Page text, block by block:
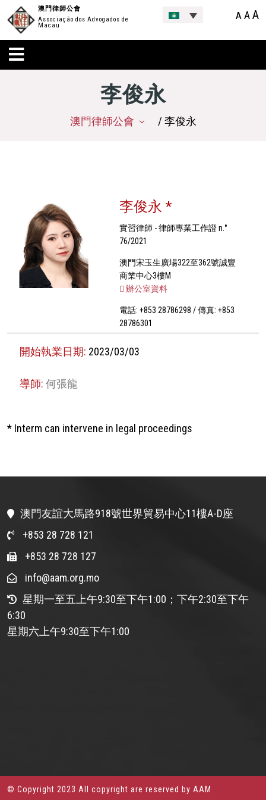
澳門律師公會
Associação dos Advogados de
Macau
A AA
李俊永
澳門律師公會 / 李俊永
李俊永 *
實習律師 - 律師專業工作證 n.°
76/2021
澳門宋玉生廣場322至362號誠豐
商業中心3樓M
辦公室資料
電話: +853 28786298 / 傳真: +853
28786301
開始執業日期: 2023/03/03
導師:何張龍
* Interm can intervene in legal proceedings
澳門友誼大馬路918號世界貿易中心11樓A-D座
+853 28 728 121
+853 28 728 127
info@aam.org.mo
星期一至五上午9:30至下午1:00；下午2:30至下午
6:30
星期六上午9:30至下午1:00
© Copyright 2023 All copyright are reserved by AAM